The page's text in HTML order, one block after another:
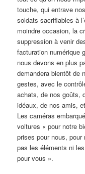
touche, qui entrave
soldats sacrifiables à
moindre occasion, la
suppression à venir
facturation numérique
nous devons en plus
demandera bientôt de
gestes, avec le
achats, de nos goûts,
idéaux, de nos amis,
Les caméras
voitures « pour notre
prises pour nous, pour
pas les éléments ni
pour vous ».